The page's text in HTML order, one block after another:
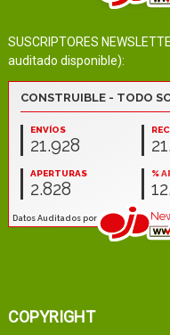
SUSCRIPTORES
auditado disponible):
COPYRIGHT